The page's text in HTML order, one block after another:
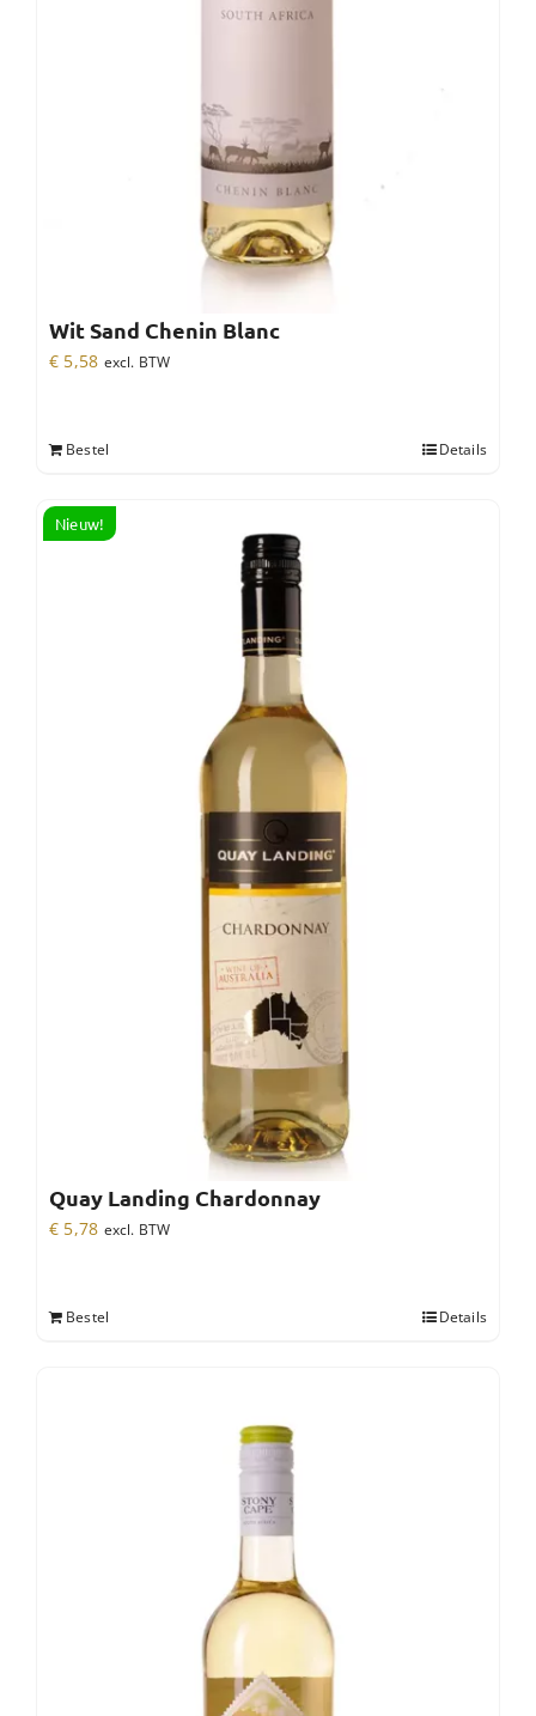
Wit Sand Chenin Blanc
€ 5,58 excl. BTW
Bestel Details
Nieuw!
Quay Landing Chardonnay
€ 5,78 excl. BTW
Bestel Details